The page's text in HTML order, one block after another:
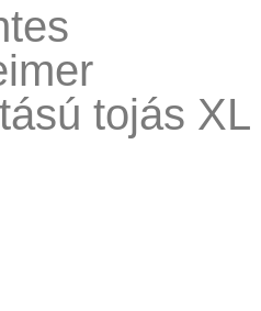
tojás XL